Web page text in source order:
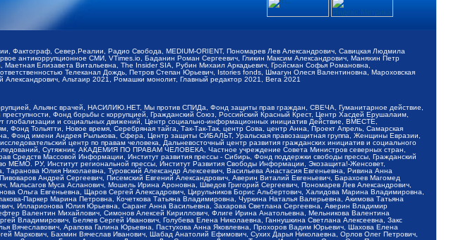
Фактограф, Север.Реалии, Радио Свобода, MEDIUM-ORIENT, Пономарев Лев Александрович, Савицкая Людмила
антикоррупционное СМИ, VTimes.io, Баданин Роман Сергеевич, Гликин Максим Александрович, Маняхин Петр
Елизавета Витальевна, The Insider SIA, Рубин Михаил Аркадьевич, Гройсман Софья Романовна,
Телеканал Дождь, Петров Степан Юрьевич, Istories fonds, Шмагун Олеся Валентиновна, Мароховская
Альтаир 2021, Ромашки монолит, Главный редактор 2021, Вега 2021
Альянс врачей, НАСИЛИЮ.НЕТ, Мы против СПИДа, Фонд защиты прав граждан, СВЕЧА, Гуманитарное действие,
Фонд борьбы с коррупцией, Гражданский Союз, Российский Красный Крест, Центр Хасдей Ерушалаим,
глобализации и социальных движений, Центр социально-информационных инициатив Действие, ВМЕСТЕ,
Тольятти, Новое время, Серебряная тайга, Так-Так-Так, центр Сова, центр Анна, Проект Апрель, Самарская
Фонд имени Андрея Рылькова, Сфера, Центр защиты СИБАЛЬТ, Уральская правозащитная группа, Женщины Евразии,
центр по правам человека, Дальневосточный центр развития гражданских инициатив и социального
Сутяжник, АКАДЕМИЯ ПО ПРАВАМ ЧЕЛОВЕКА, Частное учреждение Совета Министров северных стран,
Средств Массовой Информации, Институт развития прессы - Сибирь, Фонд поддержки свободы прессы, Гражданский
МЕМО. РУ, Институт региональной прессы, Институт Развития Свободы Информации, Экозащита!-Женсовет,
Юлия Николаевна, Туровский Александр Алексеевич, Васильева Анастасия Евгеньевна, Ривина Анна
Андрей Сергеевич, Писемский Евгений Александрович, Аверин Виталий Евгеньевич, Барахоев Магомед
Муса Асланович, Мошель Ирина Ароновна, Шведов Григорий Сергеевич, Пономарев Лев Александрович,
Ольга Евгеньевна, Щаров Сергей Алексадрович, Цирульников Борис Альбертович, Халидова Марина Владимировна,
Паркер Марина Петровна, Кочеткова Татьяна Владимировна, Чуркина Наталья Валерьевна, Акимова Татьяна
Илларионова Юлия Юрьевна, Саранг Анна Васильевна, Захарова Светлана Сергеевна, Аверин Владимир
Валентин Михайлович, Симонов Алексей Кириллович, Флиге Ирина Анатольевна, Мельникова Валентина
Владимирович, Беляев Сергей Иванович, Голубева Елена Николаевна, Ганнушкина Светлана Алексеевна, Закс
Арапова Галина Юрьевна, Пастухова Анна Яковлевна, Прохоров Вадим Юрьевич, Шахова Елена
Маркович, Бахмин Вячеслав Иванович, Шабад Анатолий Ефимович, Сухих Дарья Николаевна, Орлов Олег Петрович,